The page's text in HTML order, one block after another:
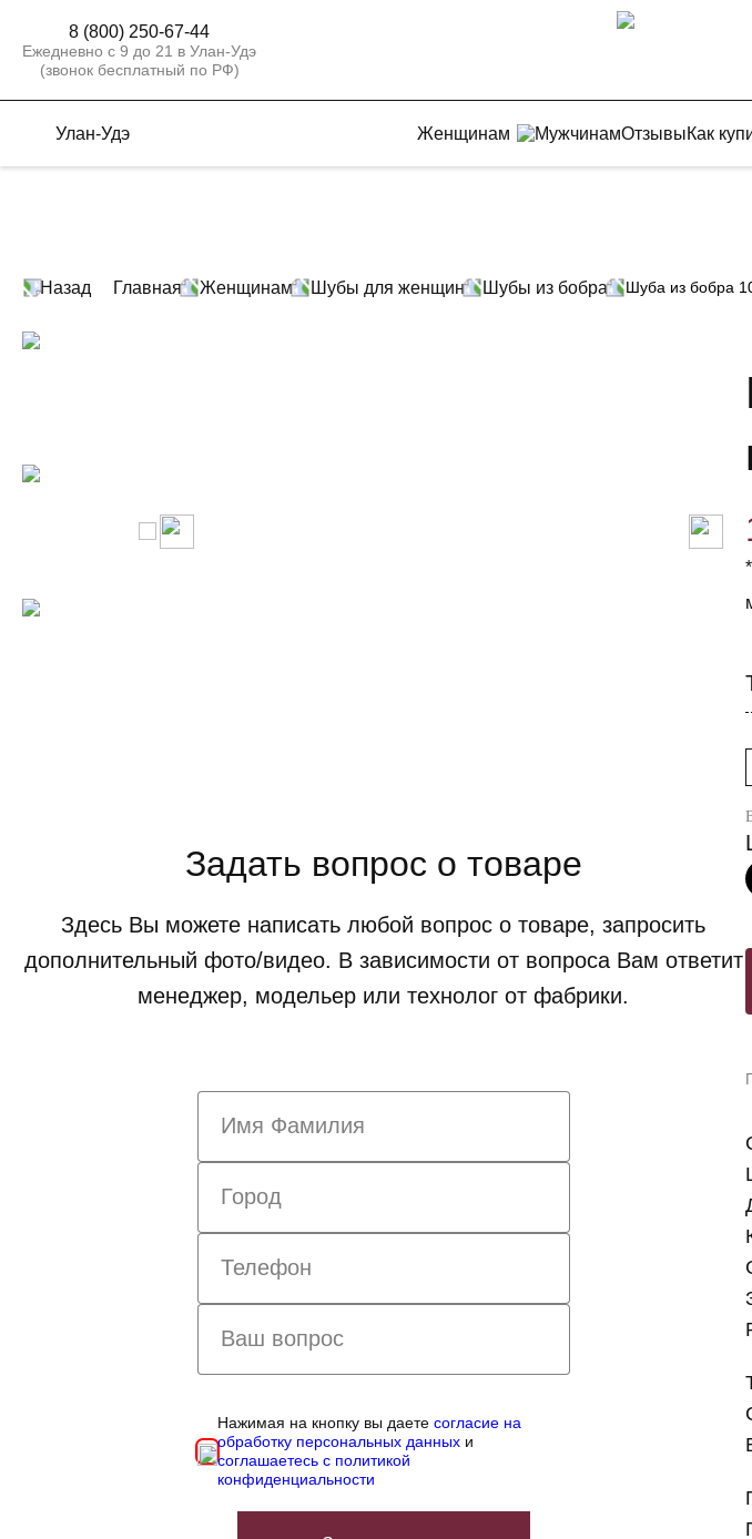
8 (800) 250-67-44
Ежедневно с 9 до 21 в Улан-Удэ
(звонок бесплатный по РФ)
Улан-Удэ Женщинам МужчинамОтзывыКак
Назад Главная Женщинам Шубы для женщин Шубы из бобра Шуба из бобра
Задать вопрос о товаре
Здесь Вы можете написать любой вопрос о товаре, запросить
дополнительный фото/видео. В зависимости от вопроса Вам ответит
менеджер, модельер или технолог от фабрики.
Нажимая на кнопку вы даетесогласие на
обработку персональных данных и
соглашаетесь с политикой
конфиденциальности